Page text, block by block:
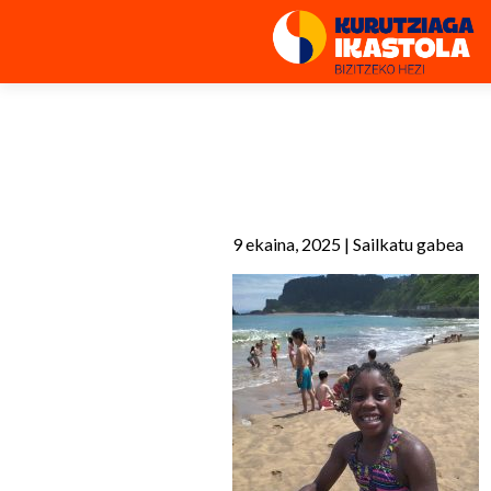
9 ekaina, 2025 | Sailkatu gabea